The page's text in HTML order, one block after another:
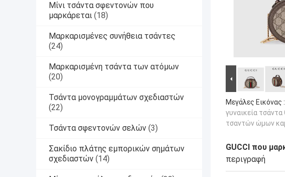
Μίνι τσάντα σφεντονών που
μαρκάρεται (18)
Μαρκαρισμένες συνήθεια τσάντες
(24)
Μαρκαρισμένη τσάντα των ατόμων
(20)
Τσάντα μονογραμμάτων σχεδιαστών
(22)
Τσάντα σφεντονών σελών (3)
Σακίδιο πλάτης εμπορικών σημάτων
σχεδιαστών (14)
Μεγάλες Εικόνας :
γυναικεία τσάντα
τσαντών ώμων
GUCCI που
περιγραφή